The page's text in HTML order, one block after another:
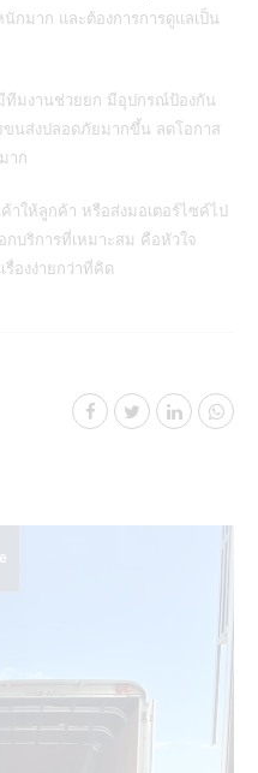
กมาก และต้องการการดูแลเป็น
ทีมงานช่วยยก มีอุปกรณ์ป้องกัน
ขนส่งปลอดภัยมากขึ้น ลดโอกาส
าก
าให้ลูกค้า หรือส่งมอเตอร์ไซค์ไป
กบริการที่เหมาะสม คือหัวใจ
องง่ายกว่าที่คิด